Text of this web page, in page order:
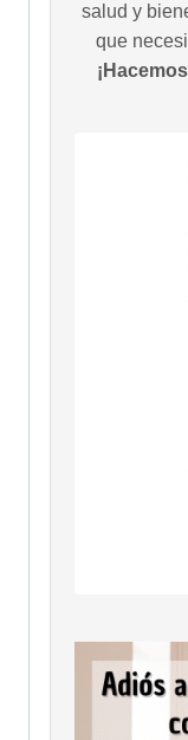
salud y
que